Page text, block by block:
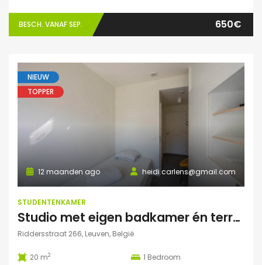
BESCH. VANAF SEP. 650€
NIEUW
TOPPER
heidi.carlens@gmail.com
12 maanden ago
STUDENTENKAMER
Studio met eigen badkamer én terrasje
Riddersstraat 266, Leuven, België
20 m2 1 Bedroom